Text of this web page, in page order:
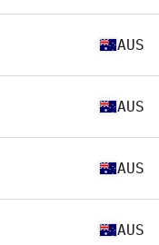
AUS
AUS
AUS
AUS